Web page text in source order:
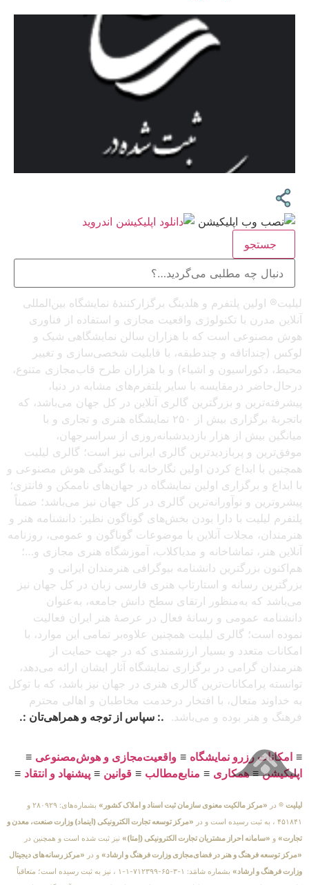
جستجو
لیلیت® اولین پلتفرم و هلدینگ برگزارکنندهٔ نمایشگاه بین‌المللی
آنلاین مدرن با تکنولوژی واقعیت مجازی و استفاده از فناوری
هوش مصنوعی است که با هزاران سالن نمایشگاهی شیک و
لوکس (چنداتاقه و چندطبقه، با قابلیت شخصی‌سازی و تغییر
محیط، دکوراسیون و اشیاء) و با هزاران طرح قاب‌مجازی متنوع،
درحال‌حاضر درمقایسه با سایر پلتفرم‌های مشابه در دنیا،
پیشرفته‌ترین و بزرگترین گالری آنلاین در کل جهان می‌باشد، که
باتجربهٔ برگزاری بیش از ۲۵۰ نمایشگاه هنری و تجاری و با
میانگین بیش از هزار بازدیدشبانه‌روزی از سراسرجهان،
موفق‌ترین و پربازدیدترین گالری ایرانی نیز است؛ گالری لیلیت
همچنین با ابداع کردن اولین نگارخانه با گویندگی هوش مصنوعی و
با ابداع و برگزاری اولین نمایشگاه در جهان‌های ناممکن و فانتزی؛
پیشروترین و نوآورانه‌ترین گالری در کل جهان نیز می‌باشد؛ ضمناً
پلتفرم لیلیت با دارا بودن بخش‌های گوناگون نظیر: دانشنامه هنر و
هنرمندان، مجلات آنلاین با موضوعات گوناگون و عمومی، روزنامه
آنلاین هنر، تماشاخانه و مدیاکلاب، آموزشگاه هنری مجازی و…؛
هم‌اکنون بزرگترین دانشنامه بیوگرافی هنرمندان ایرانی و
بزرگترین رسانه و استارتاپ هنری فارسی زبان در کل جهان نیز
می‌باشد که به‌منظور ارتقای سطح دانش جامعه، به‌عنوان
دانشنامه عمومی و رسانهٔ فعال در عرصهٔ هنر ایران فعالیت
نموده است؛ گالری لیلیت همچنین علاوه‌بر تمامی این موارد، با
امکانات متعدد و بسیار ارزشمندی که در جهت حمایت از
هنرمندان گرامی در برگزاری نمایشگاه آثار ایشان ارائه می‌دهد،
توانسته پرامکانات‌ترین گالری هنری در جهان نیز باشد، که با توکل
به خداوند متعال، با افتخار درخدمت مخاطبان و اهالی محترم
فرهنگ و هنر بوده و می‌باشد. .: سپاس از توجه و همراهی‌تان :.
≡ امکانات رزرو نمایشگاه ≡ واقعیت‌مجازی و هوش‌مصنوعی ≡
اپلیکیشن≡همکاری ≡ منابع‌مطالب ≡ قوانین ≡ پیشنهاد و انتقاد ≡
لیلیت ® در «مرکز مالکیت معنوی سازمان ثبت اسناد و املاک کشور»
بشماره‌های: ۲۸۰۹۲۹ و
۴۵۱۸۴۱ ، به ثبت رسیده است و در
«مرکز توسعه تجارت الکترونیکی (اینماد) وزارت صنعت، معدن و
تجارت» و «سامانه احراز مشتریان تجارت الکترونیکی (اِمتا)» نیز ثبت شده است و همچنین در
«مرکز توسعه فرهنگ و هنر در فضای‌مجازی وزارت فرهنگ و ارشاد» و در «مرکز رسانه‌های دیجیتال
وزارت فرهنگ و ارشاد»
بشماره شامَد: ۱-۳-۶۵-۷۱۲۳۹۹-۱-۱ ، نیز به ثبت رسیده است؛ متعاقباً